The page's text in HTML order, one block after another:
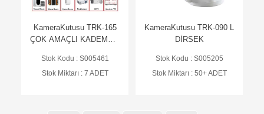
KameraKutusu TRK-165
ÇOK AMAÇLI KADEMELİ
95cm)
Stok Kodu : S005461
Stok Miktarı : 7 ADET
KameraKutusu TRK-090 L
DİRSEK
Stok Kodu : S005205
Stok Miktarı : 50+ ADET